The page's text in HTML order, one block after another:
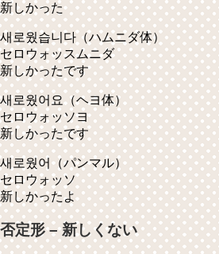
新しかった
새로웠습니다（ハムニダ体）
セロウォッスムニダ
新しかったです
새로웠어요（ヘヨ体）
セロウォッソヨ
新しかったです
새로웠어 （パンマル）
セロウォッソ
新しかったよ
否定形 – 新しくない